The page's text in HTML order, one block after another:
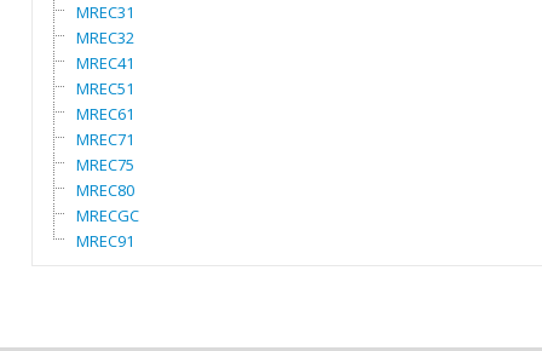
MREC31
MREC32
MREC41
MREC51
MREC61
MREC71
MREC75
MREC80
MRECGC
MREC91